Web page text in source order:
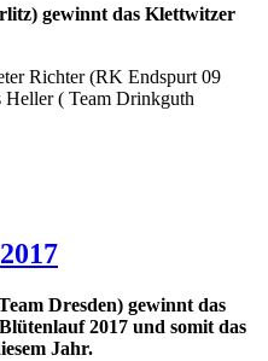
gewinnt das Klettwitzer
Richter (RK Endspurt 09
( Team Drinkguth
Dresden) gewinnt das
2017 und somit das
Jahr.